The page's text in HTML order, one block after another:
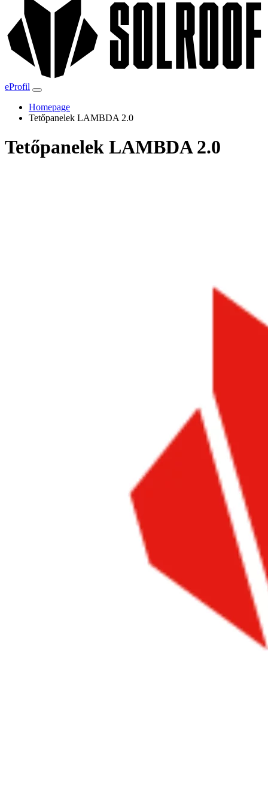
eProfil
Homepage
Tetőpanelek LAMBDA 2.0
Tetőpanelek LAMBDA 2.0